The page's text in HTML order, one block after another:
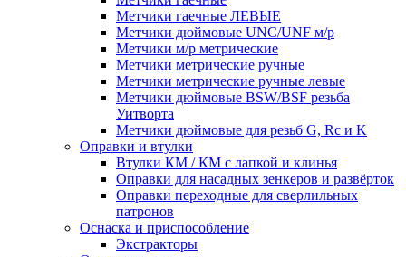
Метчики гаечные ЛЕВЫЕ
Метчики дюймовые UNC/UNF м/р
Метчики м/р метрические
Метчики метрические ручные
Метчики метрические ручные левые
Метчики дюймовые BSW/BSF резьба
Уитворта
Метчики дюймовые для резьб G, Rc и K
Оправки и втулки
Втулки КМ / КМ с лапкой и клинья
Оправки для насадных зенкеров и развёрток
Оправки переходные для сверлильных
патронов
Оснаска и приспособление
Экстракторы